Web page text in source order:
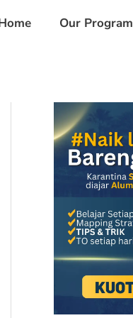
Our Program